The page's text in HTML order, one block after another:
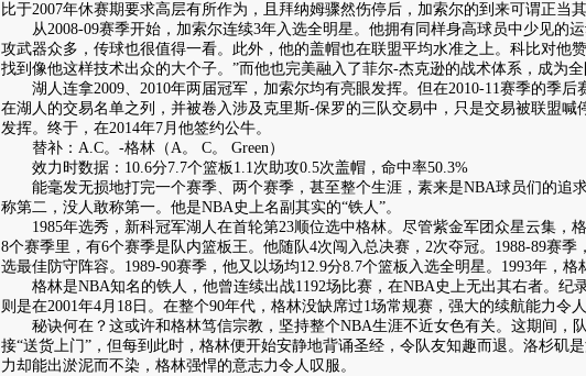
比于2007年休赛期要求高层有所作为，且拜纳姆骤然伤停后，加索尔的到来可谓正当其
从2008-09赛季开始，加索尔连续3年入选全明星。他拥有同样身高球员中少见的
攻武器众多，传球也很值得一看。此外，他的盖帽也在联盟平均水准之上。科比对他
找到像他这样技术出众的大个子。”而他也完美融入了菲尔-杰克逊的战术体系，成为全
湖人连拿2009、2010年两届冠军，加索尔均有亮眼发挥。但在2010-11赛季的季后
在湖人的交易名单之列，并被卷入涉及克里斯-保罗的三队交易中，只是交易被联盟喊
发挥。终于，在2014年7月他签约公牛。
替补：A.C。-格林（A。 C。 Green）
效力时数据：10.6分7.7个篮板1.1次助攻0.5次盖帽，命中率50.3%
能毫发无损地打完一个赛季、两个赛季，甚至整个生涯，素来是NBA球员们的追
称第二，没人敢称第一。他是NBA史上名副其实的“铁人”。
1985年选秀，新科冠军湖人在首轮第23顺位选中格林。尽管紫金军团众星云集，
8个赛季里，有6个赛季是队内篮板王。他随队4次闯入总决赛，2次夺冠。1988-89赛季
选最佳防守阵容。1989-90赛季，他又以场均12.9分8.7个篮板入选全明星。1993年，格
格林是NBA知名的铁人，他曾连续出战1192场比赛，在NBA史上无出其右者。纪录
则是在2001年4月18日。在整个90年代，格林没缺席过1场常规赛，强大的续航能力令人
秘诀何在？这或许和格林笃信宗教，坚持整个NBA生涯不近女色有关。这期间，
接“送货上门”，但每到此时，格林便开始安静地背诵圣经，令队友知趣而退。洛杉矶
力却能出淤泥而不染，格林强悍的意志力令人叹服。